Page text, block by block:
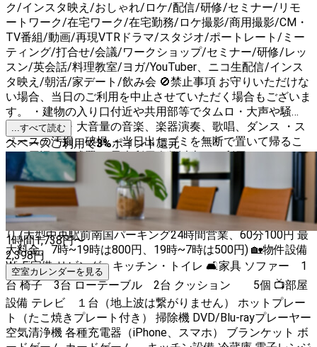
ク/インスタ映え/おしゃれ/ロケ/配信/研修/セミナー/リモ
ートワーク/在宅ワーク/在宅勤務/ロケ撮影/商用撮影/CM・
TV番組/動画/再現VTRドラマ/スタジオ/ポートレート/ミー
ティング/打合せ/会議/ワークショップ/セミナー/研修/レッ
スン/英会話/料理教室/ヨガ/YouTuber、ニコ生配信/インス
タ映え/朝活/家デート/飲み会 🚫禁止事項 お守りいただけな
い場合、当日のご利用を中止させていただく場合もございま
す。 ・建物の入り口付近や共用部等でタムロ・大声や騒
ぐ・暴れる ・大音量の音楽、楽器演奏、歌唱、ダンス ・ス
ペースの汚損、破損 ・当日出たゴミを無断で置いて帰るこ
と・周辺への残置 ・最大利用人数以上のご利用 ・スペース
内、共用部での喫煙 ・動物の持ち込み 設備・サービス 🏠広
さ ・１K 27平米 ・最大：８名 ・最適：1～６名 【周辺情
報】 ・セブンイレブン(徒歩2分) ・現金問屋あけぼの(スー
パーマーケット)(徒歩6分) ・コインパーキング 周辺多数あ
り (大型中央駅前南国パーキング24時間営業、60分100円 最
大料金、7時~19時は800円、19時~7時は500円) 🏡物件設備
Wi-Fi完備 リビング・キッチン・トイレ 🛋家具 ソファー 1
台 椅子 3台 ローテーブル 2台 クッション 5個 📺部屋
設備 テレビ １台（地上波は繋がりません） ホットプレー
ト（たこ焼きプレート付き） 掃除機 DVD/Blu-rayプレーヤー
空気清浄機 各種充電器（iPhone、スマホ） ブランケット ボ
...すべて読む
スペースご利用で3%ポイント還元
1時間1,738円〜
2,398円
空室カレンダーを見る